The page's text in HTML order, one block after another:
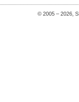
© 2005 – 2026,